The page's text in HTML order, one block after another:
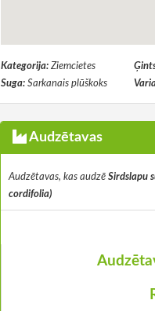
Kategorija: Ziemcietes
Suga: Sarkanais plūškoks
Audzētavas
Audzētavas, kas audzē Sirdslapu
cordifolia)